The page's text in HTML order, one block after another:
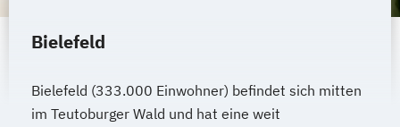
Bielefeld
Bielefeld (333.000 Einwohner) befindet sich mitten
im Teutoburger Wald und hat eine weit